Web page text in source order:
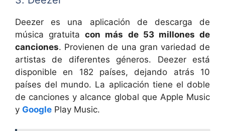
Deezer es una aplicación de descarga de
música gratuitacon más de 53 millones de
canciones. Provienen de una gran variedad de
artistas de diferentes géneros. Deezer está
disponible en 182 países, dejando atrás 10
países del mundo. La aplicación tiene el doble
de canciones y alcance global que Apple Music
y Google Play Music.